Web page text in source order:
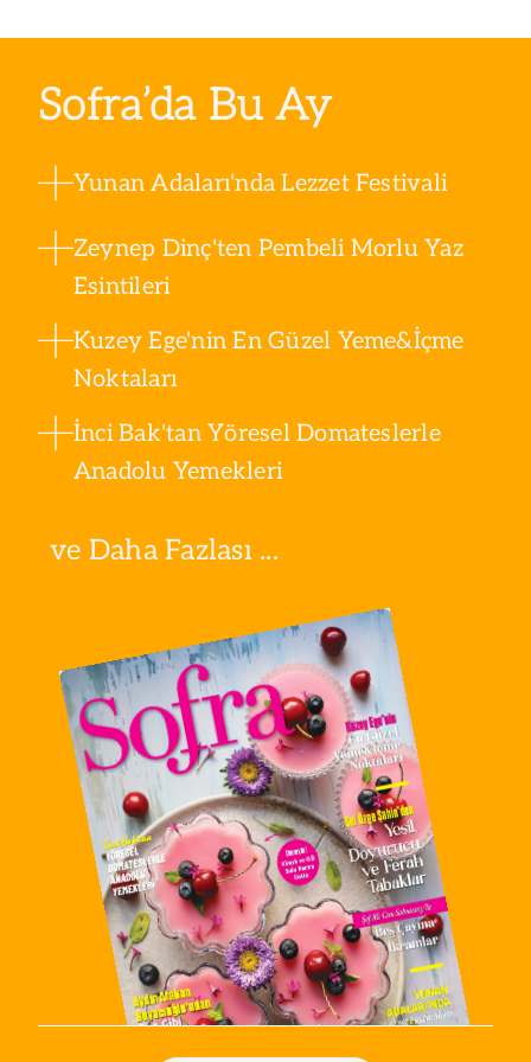
Sofra’da Bu Ay
Yunan Adaları'nda Lezzet Festivali
Zeynep Dinç'ten Pembeli Morlu Yaz
Esintileri
Kuzey Ege'nin En Güzel Yeme&İçme
Noktaları
İnci Bak'tan Yöresel Domateslerle
Anadolu Yemekleri
ve Daha Fazlası ...